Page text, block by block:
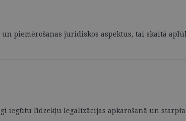
piemērošanas juridiskos aspektus, tai skaitā
iegūtu līdzekļu legalizācijas apkarošanā un